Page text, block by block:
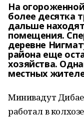
На
более десятка
дальше
помещения.
деревне
района еще
хозяйства.
местных
Минивадут
работал в